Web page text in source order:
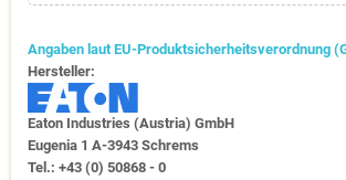
Angaben laut EU-Produktsicherheitsverordnung
Hersteller:
Eaton Industries (Austria) GmbH
Eugenia 1​ A-3943 Schrems
Tel.: +43 (0) 50868 - 0​